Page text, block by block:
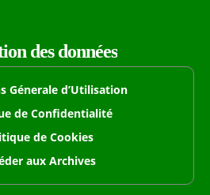
des données
Génerale d’Utilisation
de Confidentialité
de Cookies
aux Archives